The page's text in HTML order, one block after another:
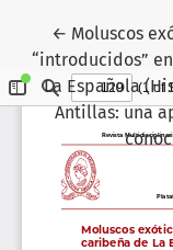
← Volver a los
Moluscos
“introducidos”
La Española
Antillas: una